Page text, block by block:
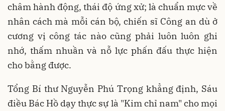
châm hành động, thái độ ứng xử; là chuẩn mực về
nhân cách mà mỗi cán bộ, chiến sĩ Công an dù ở
cương vị công tác nào cũng phải luôn luôn ghi
nhớ, thấm nhuần và nỗ lực phấn đấu thực hiện
cho bằng được.
Tổng Bí thư Nguyễn Phú Trọng khẳng định, Sáu
điều Bác Hồ dạy thực sự là "Kim chỉ nam" cho mọi